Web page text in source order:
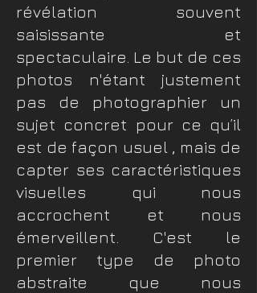
révélation souvent
saisissante et
spectaculaire. Le but de ces
photos n'étant justement
pas de photographier un
sujet concret pour ce qu’il
est de façon usuel , mais de
capter ses caractéristiques
visuelles qui nous
accrochent et nous
émerveillent. C'est le
premier type de photo
abstraite que nous